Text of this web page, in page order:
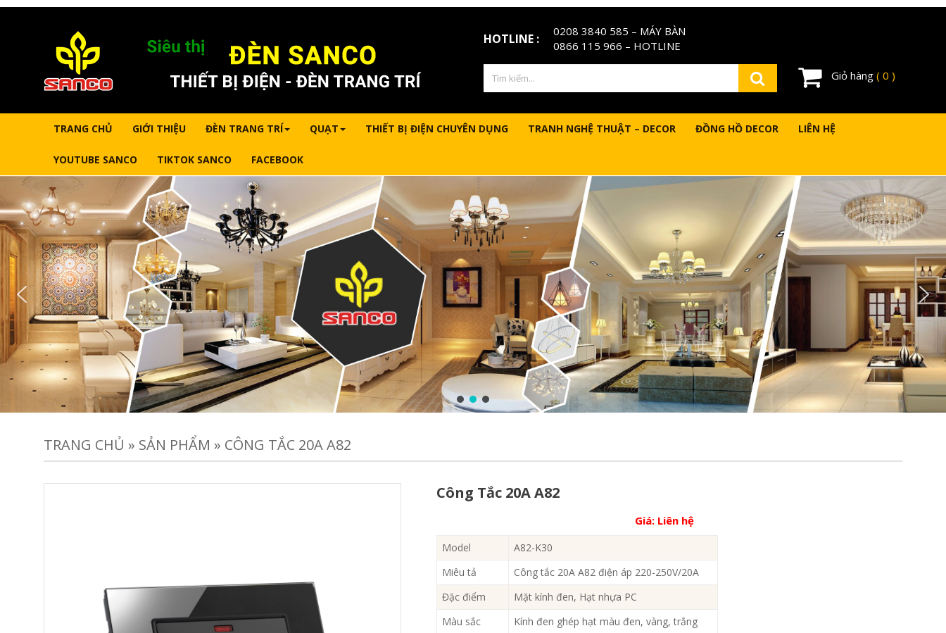
HOTLINE : 0208 3840 585 – MÁY BÀN
0866 115 966 – HOTLINE
Giỏ hàng ( 0 )
TRANG CHỦ GIỚI THIỆU ĐÈN TRANG TRÍ QUẠT THIẾT BỊ ĐIỆN CHUYÊN DỤNG TRANH NGHỆ THUẬT – DECOR ĐỒNG HỒ DECOR LIÊN HỆ
YOUTUBE SANCO TIKTOK SANCO FACEBOOK
TRANG CHỦ » SẢN PHẨM » CÔNG TẮC 20A A82
Công Tắc 20A A82
Giá: Liên hệ
Model
A82-K30
Miêu tả
Công tắc 20A A82 điện áp 220-250V/20A
Đặc điểm
Mặt kính đen, Hạt nhựa PC
Màu sắc
Kính đen ghép hạt màu đen, vàng, trắng